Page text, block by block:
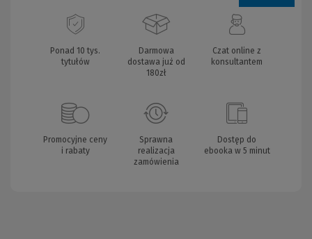
Ponad 10 tys.
tytułów
Darmowa
dostawa już od
180zł
Czat online z
konsultantem
Promocyjne ceny
i rabaty
Sprawna
realizacja
zamówienia
Dostęp do
ebooka w 5 minut